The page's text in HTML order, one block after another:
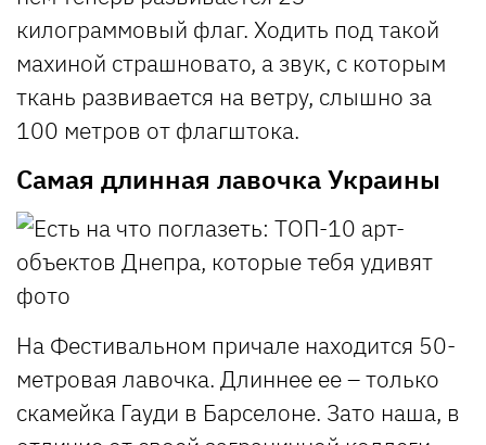
килограммовый флаг. Ходить под такой
махиной страшновато, а звук, с которым
ткань развивается на ветру, слышно за
100 метров от флагштока.
Самая длинная лавочка Украины
На Фестивальном причале находится 50-
метровая лавочка. Длиннее ее – только
скамейка Гауди в Барселоне. Зато наша, в